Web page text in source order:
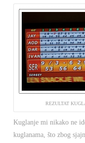
REZULTAT
Kuglanje mi nikako ne
kuglanama, što zbog